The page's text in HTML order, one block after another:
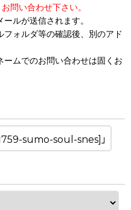
問い合わせ下さい。
ルが送信されます。
ォルダ等の確認後、別のアド
ームでのお問い合わせは固くお